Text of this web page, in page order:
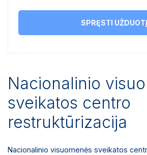
SPRĘSTI UŽDUOTĮ
Nacionalinio
sveikatos centro
restruktūrizacija
Nacionalinio visuomenės sveikatos